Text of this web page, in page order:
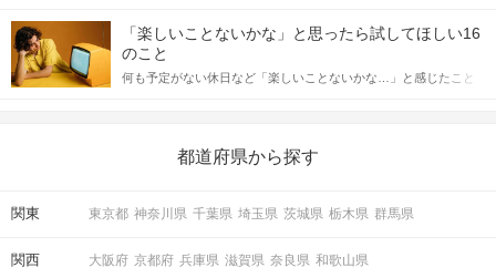
合にどのような行動に繋げるべきかをご紹介していきます。
しかし、中には「どう誘ったらいいの？」とお困りの男性もいら
っしゃるのではないでしょうか。 そこで今回は、男性から女性へ
送るLINEでのデートの誘い方のコツをご紹介します。例文も混じ
えながら解説するので、ぜひ参考にしてください。
「楽しいことないかな」と思ったら試してほしい16
のこと
何も予定がない休日など「楽しいことないかな…」と感じたこと
の楽しいことアイデアを集めました♪ いままさに楽しいことを探し
都道府県から探す
関東 東京都 神奈川県 千葉県 埼玉県 茨城県 栃木県 群馬県
関西 大阪府 京都府 兵庫県 滋賀県 奈良県 和歌山県